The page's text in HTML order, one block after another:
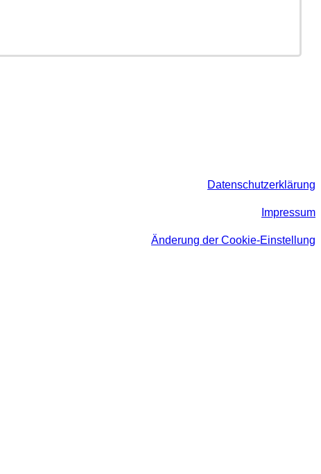
Datenschutzerklärung
Impressum
Änderung der Cookie-Einstellung